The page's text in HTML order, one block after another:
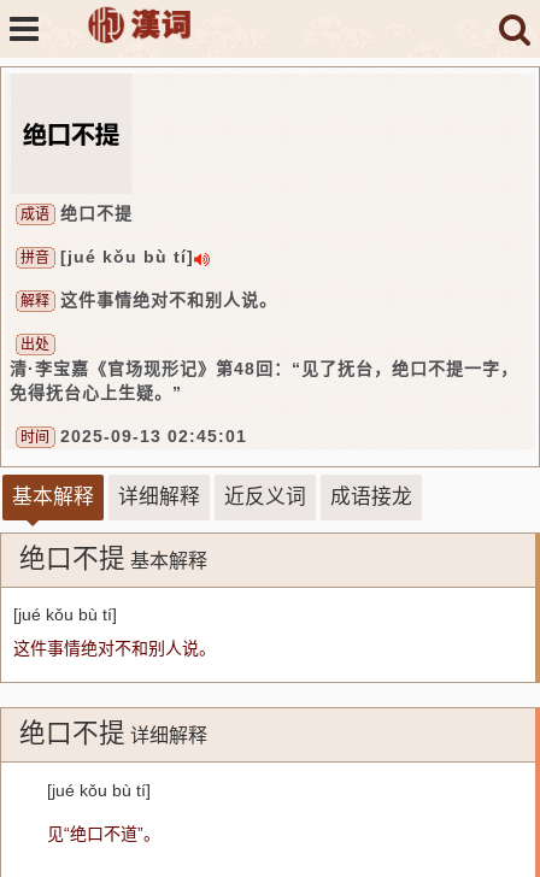
成语 绝口不提
拼音 [jué kǒu bù tí]
解释 这件事情绝对不和别人说。
出处
清·李宝嘉《官场现形记》第48回：“见了抚台，绝口不提一字，
免得抚台心上生疑。”
时间 2025-09-13 02:45:01
基本解释 详细解释 近反义词 成语接龙
绝口不提 基本解释
[jué kǒu bù tí]
这件事情绝对不和别人说。
绝口不提 详细解释
[jué kǒu bù tí]
见“绝口不道”。